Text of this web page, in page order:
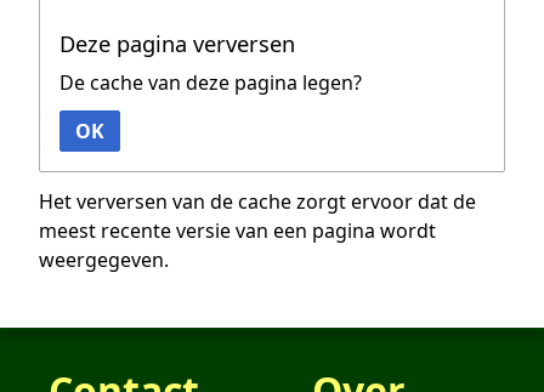
Deze pagina verversen
De cache van deze pagina legen?
OK
Het verversen van de cache zorgt ervoor dat de
meest recente versie van een pagina wordt
weergegeven.